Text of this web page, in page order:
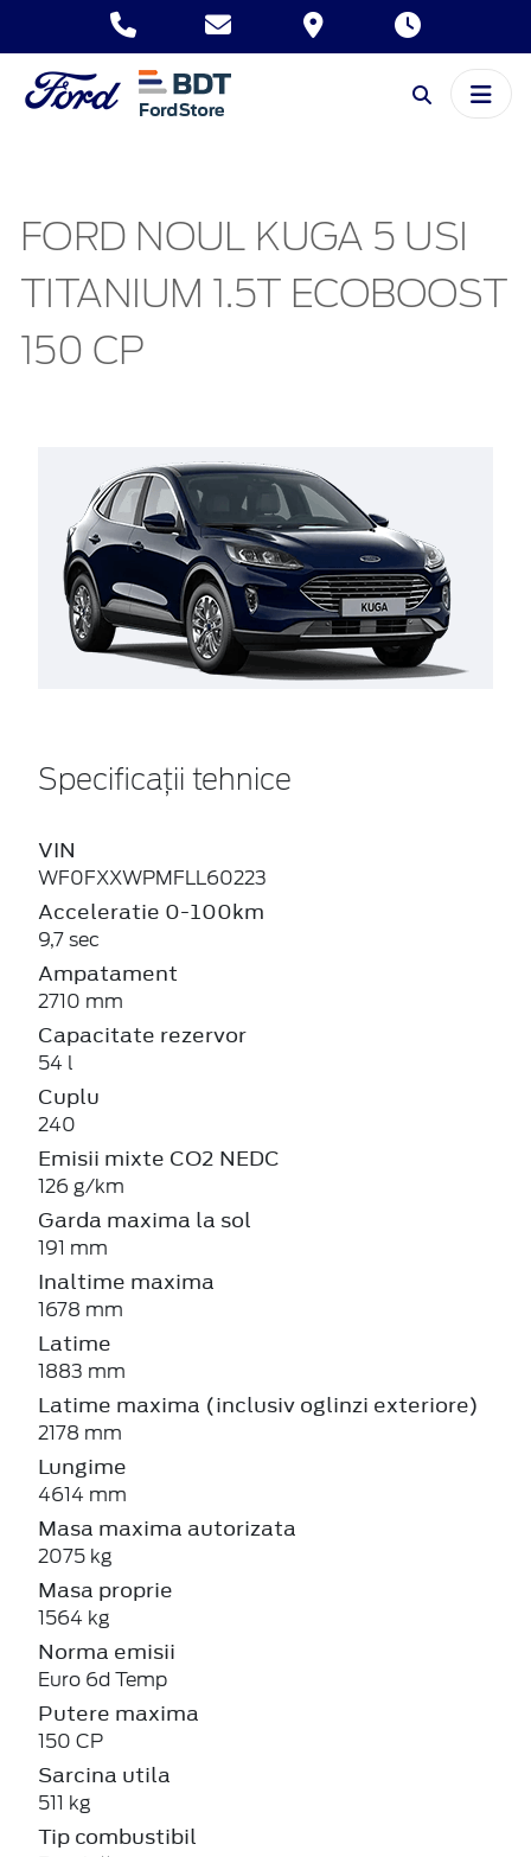
FORD NOUL KUGA 5 USI
TITANIUM 1.5T ECOBOOST
150 CP
Specificații tehnice
VIN
WF0FXXWPMFLL60223
Acceleratie 0-100km
9,7 sec
Ampatament
2710 mm
Capacitate rezervor
54 l
Cuplu
240
Emisii mixte CO2 NEDC
126 g/km
Garda maxima la sol
191 mm
Inaltime maxima
1678 mm
Latime
1883 mm
Latime maxima (inclusiv oglinzi exteriore)
2178 mm
Lungime
4614 mm
Masa maxima autorizata
2075 kg
Masa proprie
1564 kg
Norma emisii
Euro 6d Temp
Putere maxima
150 CP
Sarcina utila
511 kg
Tip combustibil